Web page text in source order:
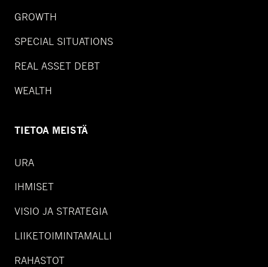
GROWTH
SPECIAL SITUATIONS
REAL ASSET DEBT
WEALTH
TIETOA MEISTÄ
URA
IHMISET
VISIO JA STRATEGIA
LIIKETOIMINTAMALLI
RAHASTOT